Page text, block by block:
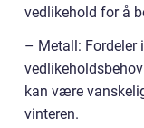
vedlikehold for å
– Metall: Fordeler
kan være
vinteren.